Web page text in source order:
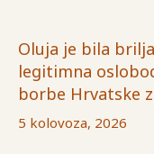
Oluja je bila
legitimna
borbe Hrvatske
5 kolovoza, 2026